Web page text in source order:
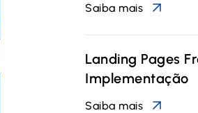
Saiba mais
Landing Pages
Implementação
Saiba mais